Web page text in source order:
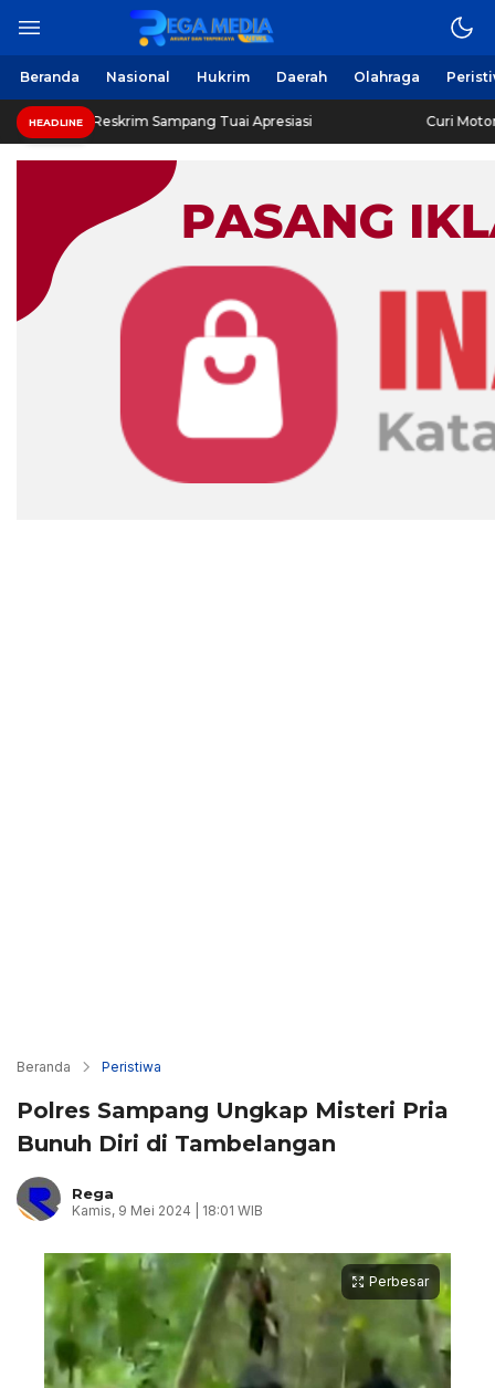
Beranda Nasional Hukrim Daerah Olahraga
HEADLINESampang Tuai Apresiasi Curi Motor! Dua
Beranda Peristiwa
Polres Sampang Ungkap Misteri Pria
Bunuh Diri di Tambelangan
Rega
Kamis, 9 Mei 2024 | 18:01 WIB
Perbesar